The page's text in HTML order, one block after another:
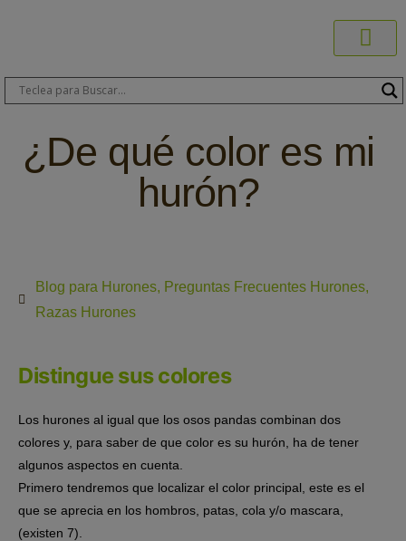
¿De qué color es mi
hurón?
Blog para Hurones, Preguntas Frecuentes Hurones,
Razas Hurones
Distingue sus colores
Los hurones al igual que los osos pandas combinan dos
colores y, para saber de que color es su hurón, ha de tener
algunos aspectos en cuenta.
Primero tendremos que localizar el color principal , este es el
que se aprecia en los hombros, patas, cola y/o mascara,
(existen 7).